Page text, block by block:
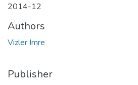
2014-12
Authors
Vizler Imre
Publisher